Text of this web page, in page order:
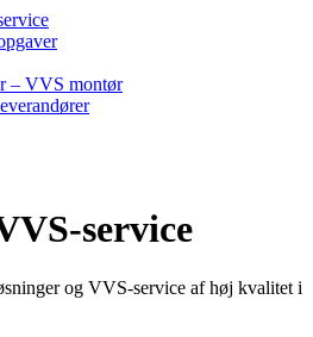
– VVS montør
service
og VVS-service af høj kvalitet i